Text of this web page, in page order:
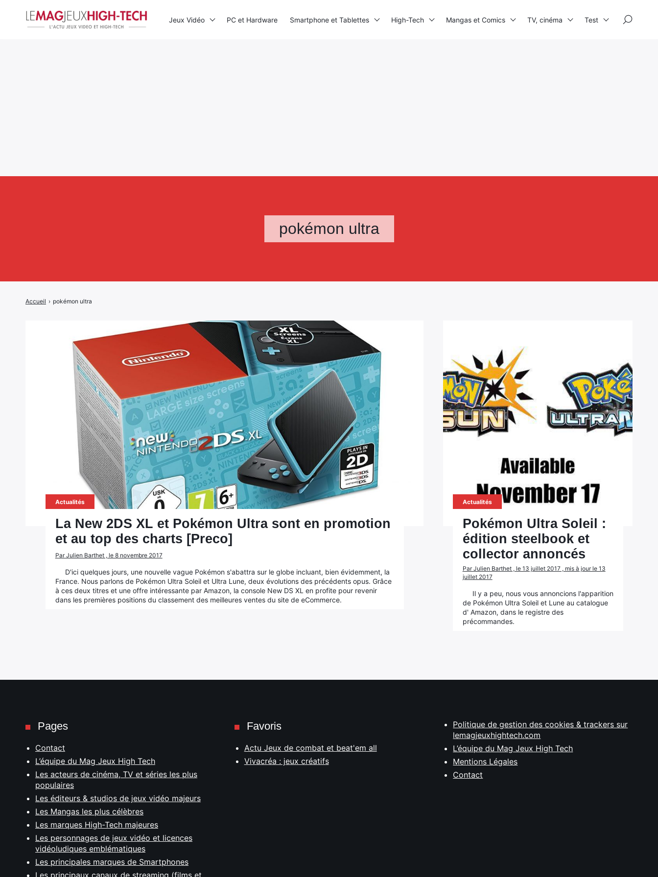
pokémon ultra
Accueil › pokémon ultra
Actualités
La New 2DS XL et Pokémon Ultra sont en promotion
et au top des charts [Preco]
Par Julien Barthet , le 8 novembre 2017
D'ici quelques jours, une nouvelle vague Pokémon s'abattra sur le globe incluant, bien évidemment, la
France. Nous parlons de Pokémon Ultra Soleil et Ultra Lune, deux évolutions des précédents opus. Grâce
à ces deux titres et une offre intéressante par Amazon, la console New DS XL en profite pour revenir
dans les premières positions du classement des meilleures ventes du site de eCommerce.
Actualités
Pokémon Ultra Soleil :
édition steelbook et
collector annoncés
Par Julien Barthet , le 13 juillet 2017 , mis à jour le 13
juillet 2017
Il y a peu, nous vous annoncions l'apparition
de Pokémon Ultra Soleil et Lune au catalogue
d' Amazon, dans le registre des
précommandes.
Jeux Vidéo PC et Hardware Smartphone et Tablettes High-Tech Mangas et Comics TV, cinéma Test
Pages
Contact
L’équipe du Mag Jeux High Tech
Les acteurs de cinéma, TV et séries les plus
populaires
Les éditeurs & studios de jeux vidéo majeurs
Les Mangas les plus célèbres
Les marques High-Tech majeures
Les personnages de jeux vidéo et licences
vidéoludiques emblématiques
Les principales marques de Smartphones
Les principaux canaux de streaming (films et
Favoris
Actu Jeux de combat et beat'em all
Vivacréa : jeux créatifs
Politique de gestion des cookies & trackers sur
lemagjeuxhightech.com
L’équipe du Mag Jeux High Tech
Mentions Légales
Contact